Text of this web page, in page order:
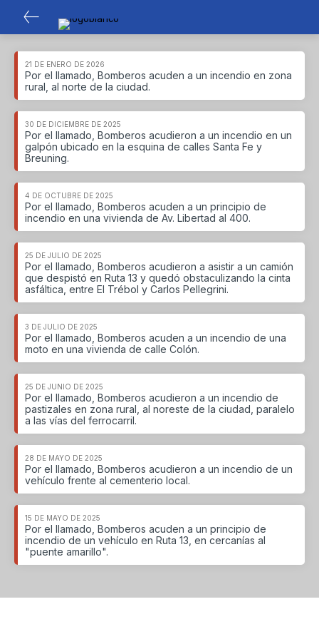
21 DE ENERO DE 2026
Por el llamado, Bomberos acuden a un incendio en zona
rural, al norte de la ciudad.
30 DE DICIEMBRE DE 2025
Por el llamado, Bomberos acudieron a un incendio en un
galpón ubicado en la esquina de calles Santa Fe y
Breuning.
4 DE OCTUBRE DE 2025
Por el llamado, Bomberos acuden a un principio de
incendio en una vivienda de Av. Libertad al 400.
25 DE JULIO DE 2025
Por el llamado, Bomberos acudieron a asistir a un camión
que despistó en Ruta 13 y quedó obstaculizando la cinta
asfáltica, entre El Trébol y Carlos Pellegrini.
3 DE JULIO DE 2025
Por el llamado, Bomberos acuden a un incendio de una
moto en una vivienda de calle Colón.
25 DE JUNIO DE 2025
Por el llamado, Bomberos acudieron a un incendio de
pastizales en zona rural, al noreste de la ciudad, paralelo
a las vías del ferrocarril.
28 DE MAYO DE 2025
Por el llamado, Bomberos acudieron a un incendio de un
vehículo frente al cementerio local.
15 DE MAYO DE 2025
Por el llamado, Bomberos acuden a un principio de
incendio de un vehículo en Ruta 13, en cercanías al
"puente amarillo".